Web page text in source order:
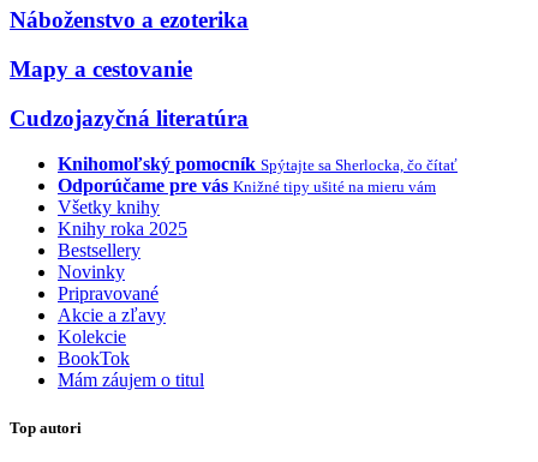
Náboženstvo a ezoterika
Mapy a cestovanie
Cudzojazyčná literatúra
Knihomoľský pomocník Spýtajte sa Sherlocka, čo čítať
Odporúčame pre vás Knižné tipy ušité na mieru vám
Všetky knihy
Knihy roka 2025
Bestsellery
Novinky
Pripravované
Akcie a zľavy
Kolekcie
BookTok
Mám záujem o titul
Top autori